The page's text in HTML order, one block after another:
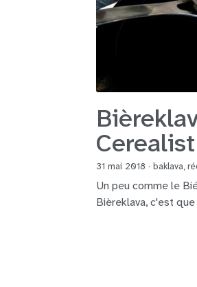
31 mai 2018 ·baklava,
Un peu comme le
Bièreklava, c'est